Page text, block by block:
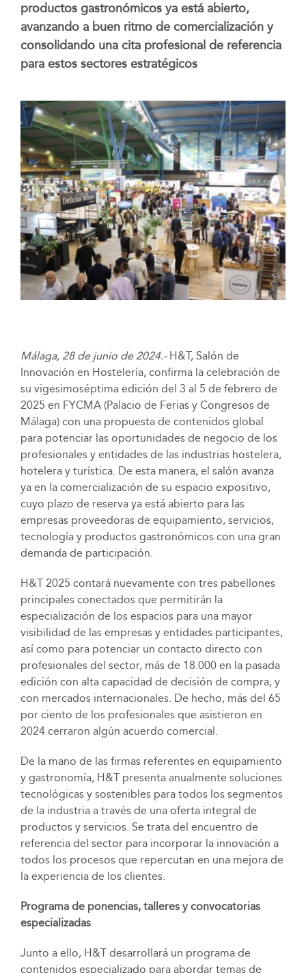
productos gastronómicos ya está abierto,
avanzando a buen ritmo de comercialización y
consolidando una cita profesional de referencia
para estos sectores estratégicos
Málaga, 28 de junio de 2024.- H&T, Salón de
Innovación en Hostelería, confirma la celebración de
su vigesimoséptima edición del 3 al 5 de febrero de
2025 en FYCMA (Palacio de Ferias y Congresos de
Málaga) con una propuesta de contenidos global
para potenciar las oportunidades de negocio de los
profesionales y entidades de las industrias hostelera,
hotelera y turística. De esta manera, el salón avanza
ya en la comercialización de su espacio expositivo,
cuyo plazo de reserva ya está abierto para las
empresas proveedoras de equipamiento, servicios,
tecnología y productos gastronómicos con una gran
demanda de participación.
H&T 2025 contará nuevamente con tres pabellones
principales conectados que permitirán la
especialización de los espacios para una mayor
visibilidad de las empresas y entidades participantes,
así como para potenciar un contacto directo con
profesionales del sector, más de 18.000 en la pasada
edición con alta capacidad de decisión de compra, y
con mercados internacionales. De hecho, más del 65
por ciento de los profesionales que asistieron en
2024 cerraron algún acuerdo comercial.
De la mano de las firmas referentes en equipamiento
y gastronomía, H&T presenta anualmente soluciones
tecnológicas y sostenibles para todos los segmentos
de la industria a través de una oferta integral de
productos y servicios. Se trata del encuentro de
referencia del sector para incorporar la innovación a
todos los procesos que repercutan en una mejora de
la experiencia de los clientes.
Programa de ponencias, talleres y convocatorias
especializadas
Junto a ello, H&T desarrollará un programa de
contenidos especializado para abordar temas de